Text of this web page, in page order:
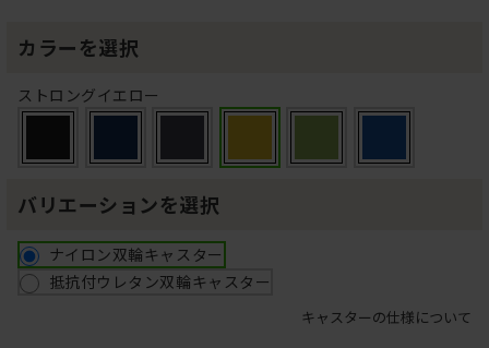
カラーを選択
ストロングイエロー
バリエーションを選択
ナイロン双輪キャスター
抵抗付ウレタン双輪キャスター
キャスターの仕様について